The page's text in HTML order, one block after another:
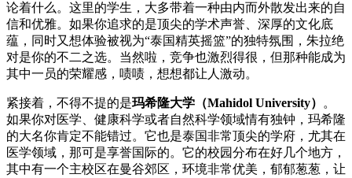
论着什么。这里的学生，大多带着一种由内而外散发出来的自
信和优雅。如果你追求的是顶尖的学术声誉、深厚的文化底
蕴，同时又想体验被视为“泰国精英摇篮”的独特氛围，朱拉绝
对是你的不二之选。当然啦，竞争也激烈得很，但那种能成为
其中一员的荣耀感，啧啧，想想都让人激动。
紧接着，不得不提的是玛希隆大学（Mahidol University）
。
如果你对医学、健康科学或者自然科学领域情有独钟，玛希隆
的大名你肯定不能错过。它也是泰国非常顶尖的学府，尤其在
医学领域，那可是享誉国际的。它的校园分布在好几个地方，
其中有一个主校区在曼谷郊区，环境非常优美，郁郁葱葱，让